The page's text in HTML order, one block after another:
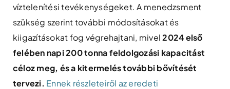
víztelenítési tevékenységeket.A menedzsment
szükség szerint további módosításokat és
kiigazításokat fog végrehajtani, mivel2024 első
felében napi 200 tonna feldolgozási kapacitást
céloz meg, és a kitermelés további bővítését
tervezi. Ennek részleteiről az eredeti